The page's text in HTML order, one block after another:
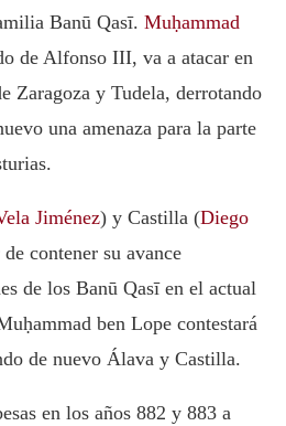
Banū Qasī. Muḥammad
deAlfonso III, va a atacar en
Zaragoza y Tudela, derrotando
una amenaza para la parte
Jiménez) y Castilla (Diego
contener su avance
de los Banū Qasī en el actual
ben Lope contestará
de nuevo Álava y Castilla.
en los años 882 y 883 a